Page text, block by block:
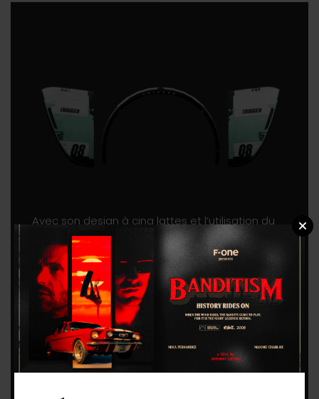
Avec son design à cinq lattes et l’utilisation du
dacron DLE 140, la TRIGGER TEC est stable,
efficace, durable et légèrement plus flexible en
vol. Elle offre un ride fluide et prévisible,
permettant à tous de booster facilement et
d’atterrir en douceur. Que vous effectuiez votre
premier saut ou que vous perfectionniez vos
loops, cette aile vous donne les outils
nécessaires pour progresser et vous amuser.